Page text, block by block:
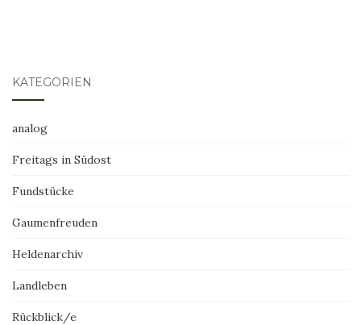
KATEGORIEN
analog
Freitags in Südost
Fundstücke
Gaumenfreuden
Heldenarchiv
Landleben
Rückblick/e